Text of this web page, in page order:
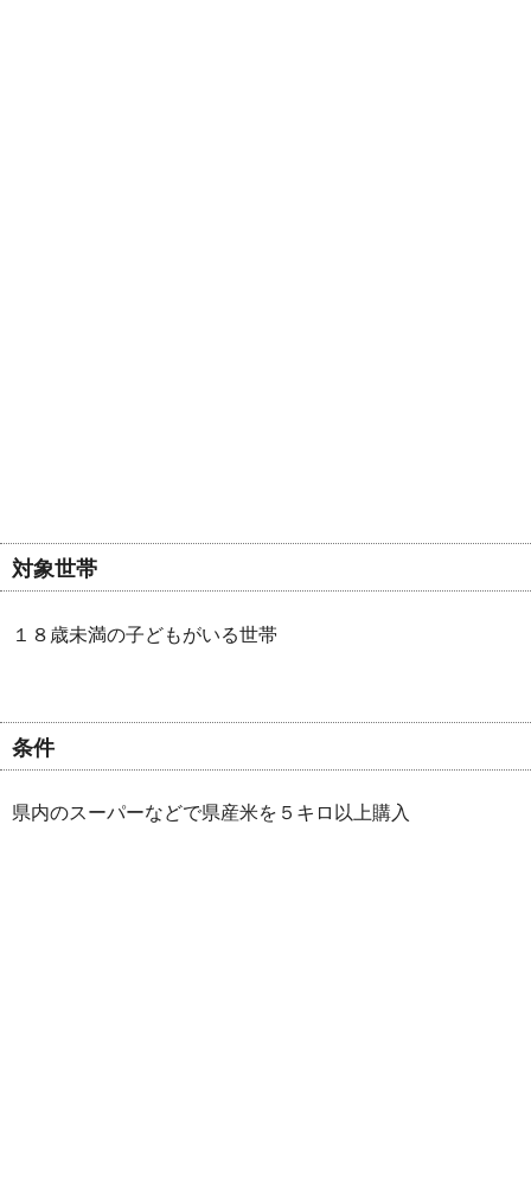
対象世帯
１８歳未満の子どもがいる世帯
条件
県内のスーパーなどで県産米を５キロ以上購入